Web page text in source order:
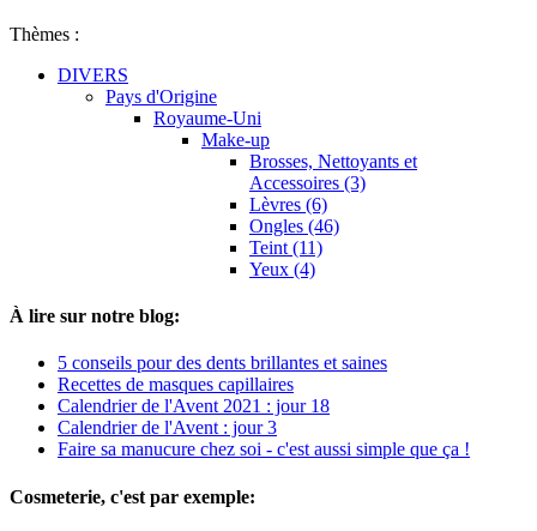
Thèmes :
DIVERS
Pays d'Origine
Royaume-Uni
Make-up
Brosses, Nettoyants et
Accessoires (3)
Lèvres (6)
Ongles (46)
Teint (11)
Yeux (4)
À lire sur notre blog:
5 conseils pour des dents brillantes et saines
Recettes de masques capillaires
Calendrier de l'Avent 2021 : jour 18
Calendrier de l'Avent : jour 3
Faire sa manucure chez soi - c'est aussi simple que ça !
Cosmeterie, c'est par exemple: